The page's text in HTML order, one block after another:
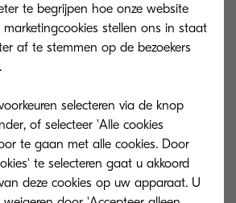
de organisaties is bekend met
te begrijpen hoe onze website
stellen ons in staat
af te stemmen op de bezoekers
selecteren via de knop
of selecteer 'Alle cookies
te gaan met alle cookies. Door
te selecteren gaat u akkoord
deze cookies op uw apparaat. U